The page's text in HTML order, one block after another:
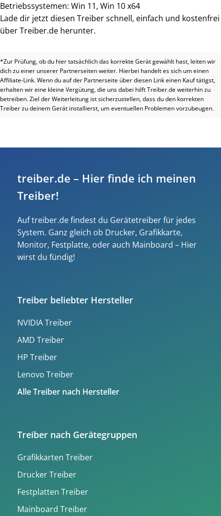
Betriebssystemen: Win 11, Win 10 x64
Lade dir jetzt diesen Treiber schnell, einfach und kostenfrei
über Treiber.de herunter.
*Zur Prüfung, ob du hier tatsächlich das korrekte Gerät gewählt hast, leiten wir
dich zu einer unserer Partnerseiten weiter. Hierbei handelt es sich um einen
Affiliate-Link. Wenn du auf der Partnerseite über diesen Link einen Kauf tätigst,
erhalten wir eine kleine Vergütung, die uns dabei hilft Treiber.de weiterhin zu
betreiben. Ziel der Weiterleitung ist sicherzustellen, dass du den korrekten
Treiber zu deinem Gerät installierst, um eventuellen Problemen vorzubeugen.
treiber.de – Hier finde ich meinen
Treiber!
Auf treiber.de findest du Gerätetreiber für jedes
System. Ganz gleich ob Drucker, Grafikkarte,
Monitor, Festplatte, oder auch Mainboard – Hier
wirst du fündig!
Treiber beliebter Hersteller
NVIDIA Treiber
AMD Treiber
HP Treiber
Lenovo Treiber
Alle Treiber nach Hersteller
Treiber nach Gerätegruppen
Grafikkarten Treiber
Drucker Treiber
Festplatten Treiber
Mainboard Treiber